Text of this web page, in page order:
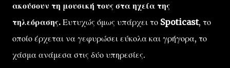
ακούσουν τη μουσική τους στα ηχεία της
τηλεόρασης. Ευτυχώς όμως υπάρχει το Spoticast, το
οποίο έρχεται να γεφυρώσει εύκολα και γρήγορα, το
χάσμα ανάμεσα στις δύο υπηρεσίες.